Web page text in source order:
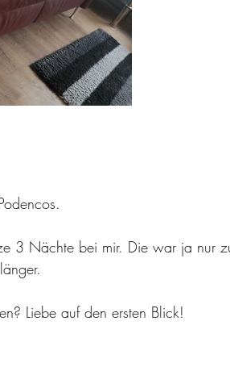
3 Nächte bei mir. Die war ja nur
Liebe auf den ersten Blick!